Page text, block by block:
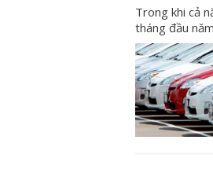
Trong khi cả
tháng đầu